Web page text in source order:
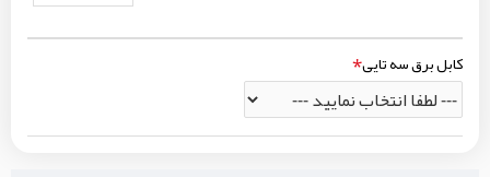
کابل برق سه تایی